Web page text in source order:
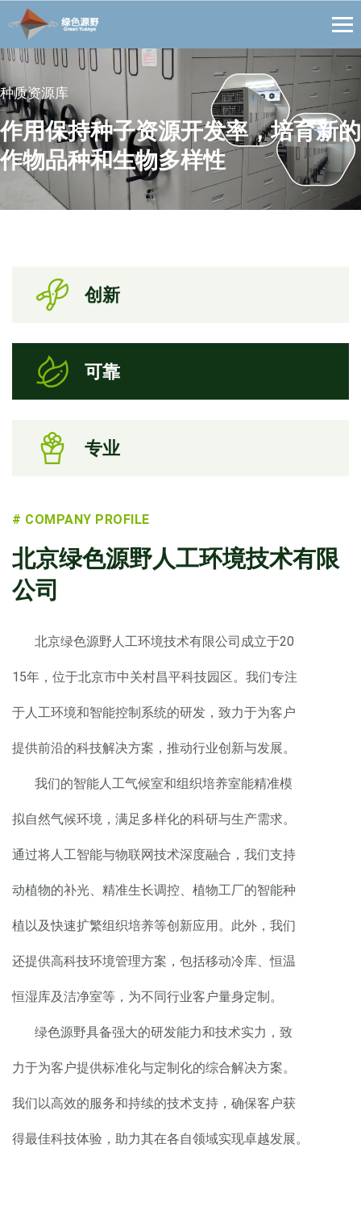
人工气候室
模拟自然界气象条件，控制室内温
度，湿度，光照等环境因素
恒温恒湿库
具有制冷、除湿、加湿、加热多种功
能
种质资源库
作用保持种子资源开发率，培育新的
作物品种和生物多样性
组培室
让组培不再难更先进、更简单、更精
准、更可靠
创新
可靠
专业
# COMPANY PROFILE
北京绿色源野人工环境技术有限
公司
北京绿色源野人工环境技术有限公司成立于20
15年，位于北京市中关村昌平科技园区。我们专注
于人工环境和智能控制系统的研发，致力于为客户
提供前沿的科技解决方案，推动行业创新与发展。
我们的智能人工气候室和组织培养室能精准模
拟自然气候环境，满足多样化的科研与生产需求。
通过将人工智能与物联网技术深度融合，我们支持
动植物的补光、精准生长调控、植物工厂的智能种
植以及快速扩繁组织培养等创新应用。此外，我们
还提供高科技环境管理方案，包括移动冷库、恒温
恒湿库及洁净室等，为不同行业客户量身定制。
绿色源野具备强大的研发能力和技术实力，致
力于为客户提供标准化与定制化的综合解决方案。
我们以高效的服务和持续的技术支持，确保客户获
得最佳科技体验，助力其在各自领域实现卓越发展。